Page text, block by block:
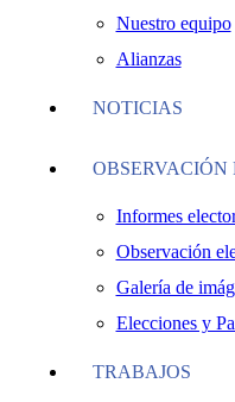
Nuestro equipo
Alianzas
NOTICIAS
Informes
Observación
Galería de
Elecciones y
TRABAJOS